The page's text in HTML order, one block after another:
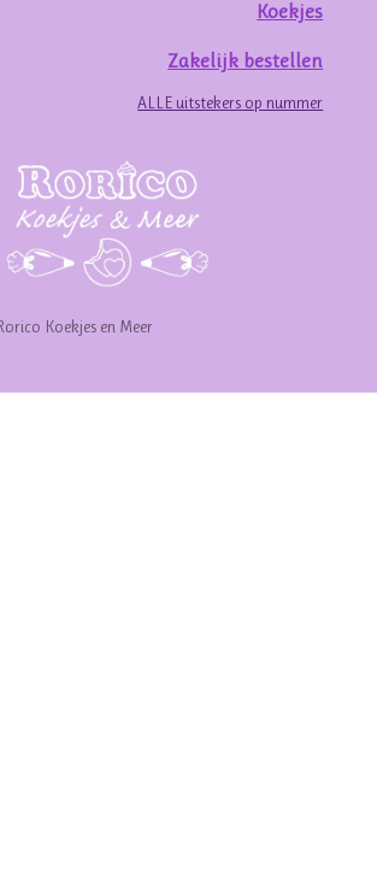
Koekjes
Zakelijk bestellen
ALLE uitstekers op nummer
Koekjes en Meer